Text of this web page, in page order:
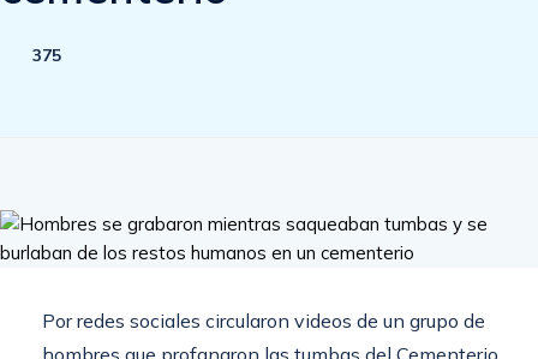
375
Por redes sociales circularon videos de un grupo de
hombres que profanaron las tumbas del Cementerio